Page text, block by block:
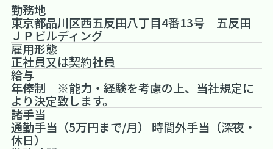
勤務地
東京都品川区西五反田八丁目4番13号 五反田
ＪＰビルディング
雇用形態
正社員又は契約社員
給与
年俸制 ※能力・経験を考慮の上、当社規定に
より決定致します。
諸手当
通勤手当（5万円まで/月） 時間外手当（深夜・
休日）